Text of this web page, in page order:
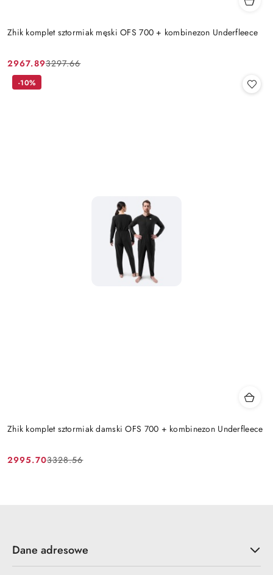
Zhik komplet sztormiak męski OFS 700 + kombinezon Underfleece
Cena
promocyjna:
2967.89
Cena
przed
3297.66
Zhik komplet sztormiak damski OFS 700 + kombinezon Underfleece
Cena
2995.70
Cena
3328.56
-10%
Dane adresowe